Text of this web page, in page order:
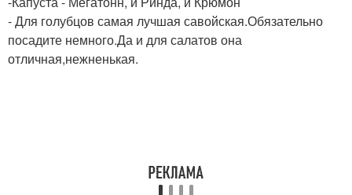
- Для голубцов самая лучшая савойская.Обязательно
посадите немного.Да и для салатов она
отличная,нежненькая.